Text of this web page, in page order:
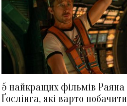
5 найкращих фільмів Раяна
Ґослінга, які варто побачити